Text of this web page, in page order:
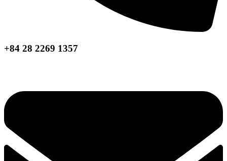
+84 28 2269 1357